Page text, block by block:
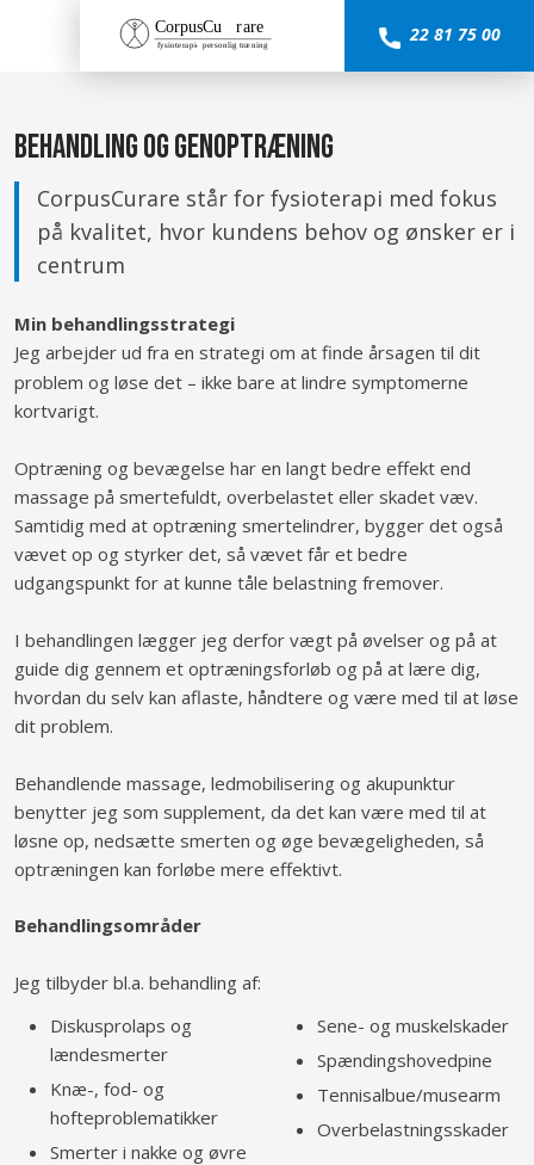
22 81 75 00
BEHANDLING OG GENOPTRÆNING
CorpusCurare står for fysioterapi med fokus
på kvalitet, hvor kundens behov og ønsker er i
centrum​
Min behandlingsstrategi
Jeg arbejder ud fra en strategi om at finde årsagen til dit
problem og løse det – ikke bare at lindre symptomerne
kortvarigt.
Optræning og bevægelse har en langt bedre effekt end
massage på smertefuldt, overbelastet eller skadet væv.
Samtidig med at optræning smertelindrer, bygger det også
vævet op og styrker det, så vævet får et bedre
udgangspunkt for at kunne tåle belastning fremover.
I behandlingen lægger jeg derfor vægt på øvelser og på at
guide dig gennem et optræningsforløb og på at lære dig,
hvordan du selv kan aflaste, håndtere og være med til at løse
dit problem.
Behandlende massage, ledmobilisering og akupunktur
benytter jeg som supplement, da det kan være med til at
løsne op, nedsætte smerten og øge bevægeligheden, så
optræningen kan forløbe mere effektivt.
Behandlingsområder
Jeg tilbyder bl.a. behandling af:
Diskusprolaps og
lændesmerter
Knæ-, fod- og
hofteproblematikker
Smerter i nakke og øvre
Sene- og muskelskader
Spændingshovedpine
Tennisalbue/musearm
Overbelastningsskader